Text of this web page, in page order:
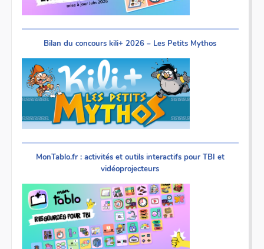
Bilan du concours kili+ 2026 – Les Petits Mythos
MonTablo.fr : activités et outils interactifs pour TBI et
vidéoprojecteurs